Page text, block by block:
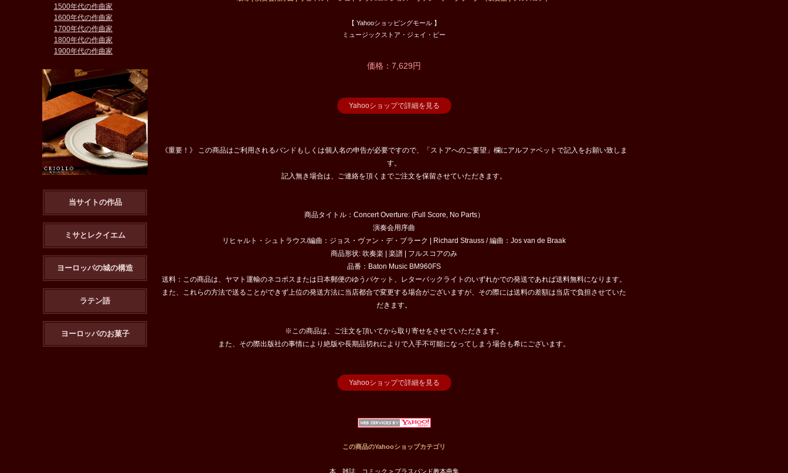
【 Yahooショッピングモール 】
ミュージックストア・ジェイ・ピー
価格：7,629円
Yahooショップで詳細を見る
《重要！》 この商品はご利用されるバンドもしくは個人名の申告が必要ですので、「ストアへのご要望」欄にアルファベットで記入をお願い致しま
す。
記入無き場合は、ご連絡を頂くまでご注文を保留させていただきます。
商品タイトル：Concert Overture: (Full Score, No Parts）
演奏会用序曲
リヒャルト・シュトラウス/編曲：ジョス・ヴァン・デ・ブラーク | Richard Strauss / 編曲：Jos van de Braak
商品形状: 吹奏楽 | 楽譜 | フルスコアのみ
品番：Baton Music BM960FS
送料：この商品は、ヤマト運輸のネコポスまたは日本郵便のゆうパケット、レターパックライトのいずれかでの発送であれば送料無料になります。
また、これらの方法で送ることができず上位の発送方法に当店都合で変更する場合がございますが、その際には送料の差額は当店で負担させていた
だきます。
※この商品は、ご注文を頂いてから取り寄せをさせていただきます。
また、その際出版社の事情により絶版や長期品切れによりで入手不可能になってしまう場合も希にございます。
Yahooショップで詳細を見る
この商品のYahooショップカテゴリ
本、雑誌、コミック > ブラスバンド教本曲集
1500年代の作曲家
1600年代の作曲家
1700年代の作曲家
1800年代の作曲家
1900年代の作曲家
当サイトの作品
ミサとレクイエム
ヨーロッパの城の構造
ラテン語
ヨーロッパのお菓子